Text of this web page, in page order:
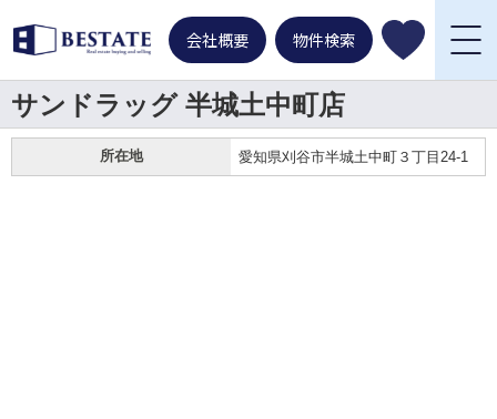
会社概要 物件検索
サンドラッグ 半城土中町店
所在地 愛知県刈谷市半城土中町３丁目24-1